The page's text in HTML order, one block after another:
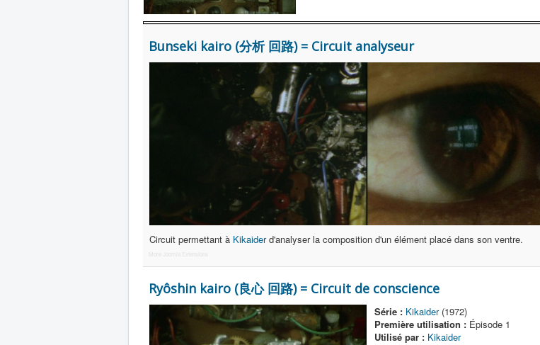
Bunseki kairo (分析 回路) = Circuit analyseur
Circuit permettant à Kikaiderd'analyser la composition d'un élément placé dans son ventre.
More Joomla Extensions
Ryôshin kairo (良心 回路) = Circuit de conscience
Série : Kikaider(1972)
Première utilisation : Épisode 1
Utilisé par : Kikaider